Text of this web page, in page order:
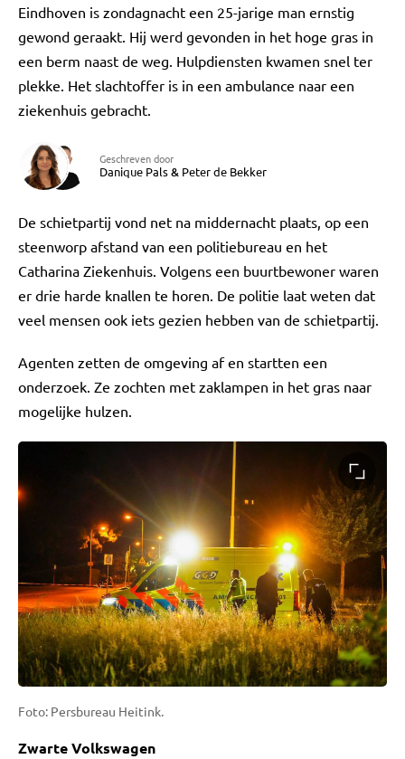
Eindhoven is zondagnacht een 25-jarige man ernstig
gewond geraakt. Hij werd gevonden in het hoge gras in
een berm naast de weg. Hulpdiensten kwamen snel ter
plekke. Het slachtoffer is in een ambulance naar een
ziekenhuis gebracht.
Geschreven door
Danique Pals& Peter de Bekker
De schietpartij vond net na middernacht plaats, op een
steenworp afstand van een politiebureau en het
Catharina Ziekenhuis. Volgens een buurtbewoner waren
er drie harde knallen te horen. De politie laat weten dat
veel mensen ook iets gezien hebben van de schietpartij.
Agenten zetten de omgeving af en startten een
onderzoek. Ze zochten met zaklampen in het gras naar
mogelijke hulzen.
Foto: Persbureau Heitink.
Zwarte Volkswagen